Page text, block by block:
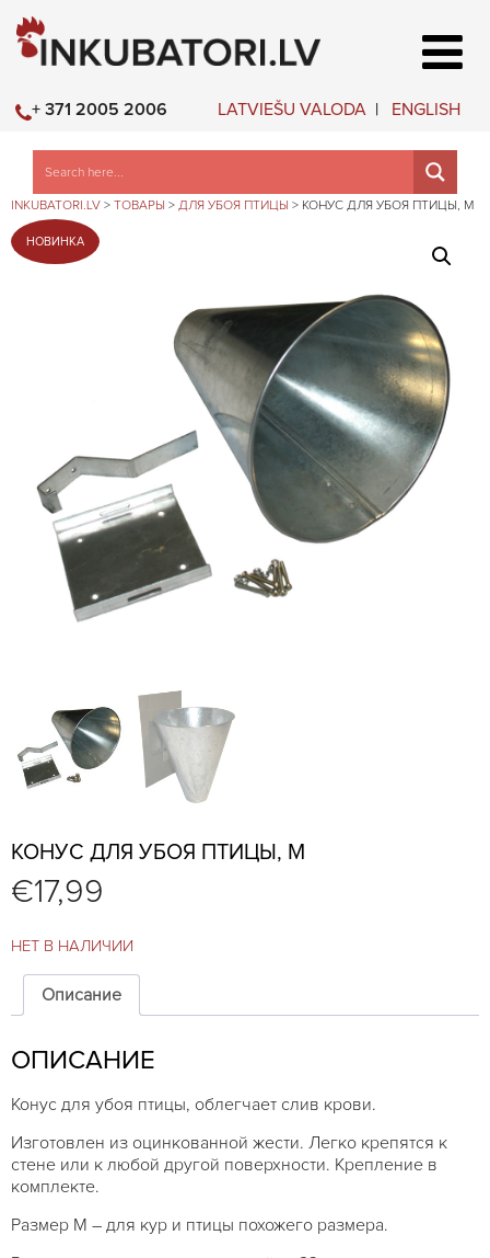
LATVIEŠU VALODA ENGLISH
+ 371 2005 2006
INKUBATORI.LV > ТОВАРЫ > ДЛЯ УБОЯ ПТИЦЫ > КОНУС ДЛЯ УБОЯ ПТИЦЫ, M
КОНУС ДЛЯ УБОЯ ПТИЦЫ, M
€17,99
НОВИНКА
НЕТ В НАЛИЧИИ
Описание
ОПИСАНИЕ
Конус для убоя птицы, облегчает слив крови.
Изготовлен из оцинкованной жести. Легко крепятся к
стене или к любой другой поверхности. Крепление в
комплекте.
Размер M – для кур и птицы похожего размера.